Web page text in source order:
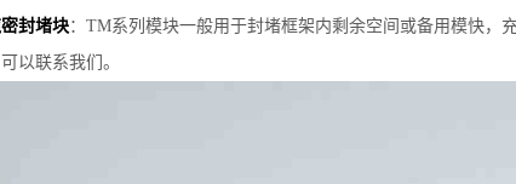
封堵块：TM系列模块一般用于封堵框架内剩余空间或备用模快，
以联系我们。